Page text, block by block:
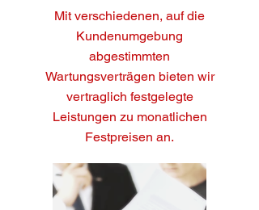
Mit verschiedenen, auf die
Kundenumgebung
abgestimmten
Wartungsverträgen bieten wir
vertraglich festgelegte
Leistungen zu monatlichen
Festpreisen an.